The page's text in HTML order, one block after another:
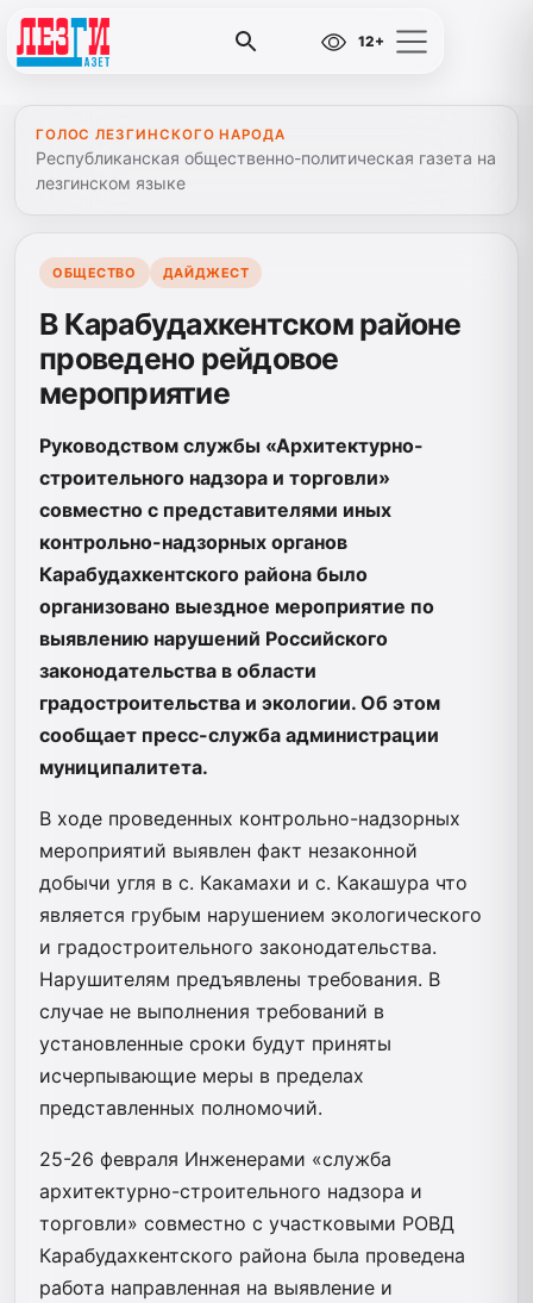
12+
ГОЛОС ЛЕЗГИНСКОГО НАРОДА
Республиканская общественно-политическая газета на
лезгинском языке
ОБЩЕСТВО ДАЙДЖЕСТ
В Карабудахкентском районе
проведено рейдовое
мероприятие
Руководством службы «Архитектурно-
строительного надзора и торговли»
совместно с представителями иных
контрольно-надзорных органов
Карабудахкентского района было
организовано выездное мероприятие по
выявлению нарушений Российского
законодательства в области
градостроительства и экологии. Об этом
сообщает пресс-служба администрации
муниципалитета.
В ходе проведенных контрольно-надзорных
мероприятий выявлен факт незаконной
добычи угля в с. Какамахи и с. Какашура что
является грубым нарушением экологического
и градостроительного законодательства.
Нарушителям предъявлены требования. В
случае не выполнения требований в
установленные сроки будут приняты
исчерпывающие меры в пределах
представленных полномочий.
25-26 февраля Инженерами «служба
архитектурно-строительного надзора и
торговли» совместно с участковыми РОВД
Карабудахкентского района была проведена
работа направленная на выявление и